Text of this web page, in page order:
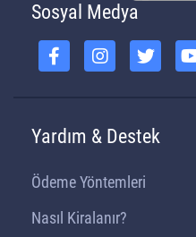
Sosyal Medya
Yardım & Destek
Ödeme Yöntemleri
Nasıl Kiralanır?